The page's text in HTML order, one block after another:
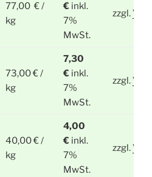
77,00 € /
kg
€ inkl.
7%
MwSt.
zzgl.
73,00 € /
kg
7,30
€ inkl.
7%
MwSt.
zzgl.
40,00 € /
kg
4,00
€ inkl.
7%
MwSt.
zzgl.